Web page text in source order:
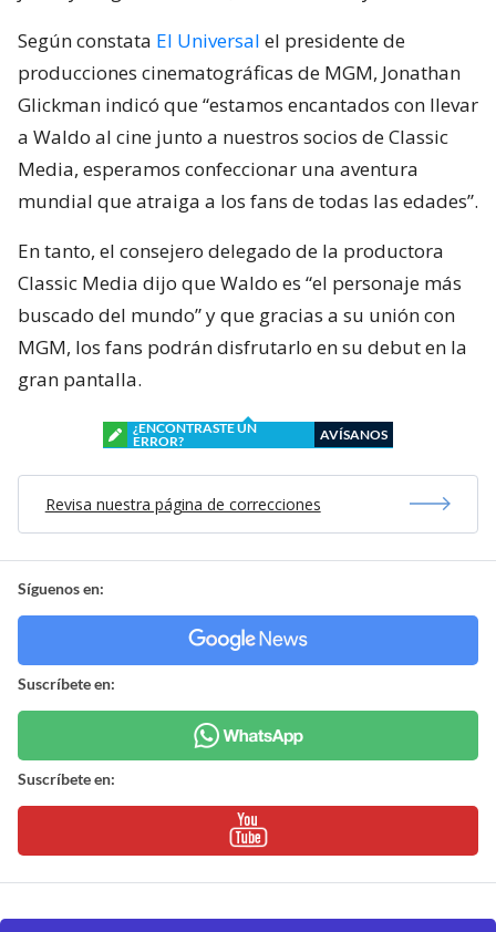
Según constata El Universal el presidente de
producciones cinematográficas de MGM, Jonathan
Glickman indicó que “estamos encantados con llevar
a Waldo al cine junto a nuestros socios de Classic
Media, esperamos confeccionar una aventura
mundial que atraiga a los fans de todas las edades”.
En tanto, el consejero delegado de la productora
Classic Media dijo que Waldo es “el personaje más
buscado del mundo” y que gracias a su unión con
MGM, los fans podrán disfrutarlo en su debut en la
gran pantalla.
¿ENCONTRASTE UN
ERROR?
AVÍSANOS
Revisa nuestra página de correcciones
Síguenos en:
Suscríbete en:
Suscríbete en: